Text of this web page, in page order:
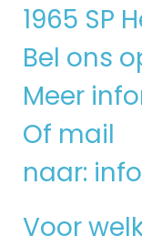
1965 SP
Bel ons
Meer
Of mail
naar:
Voor